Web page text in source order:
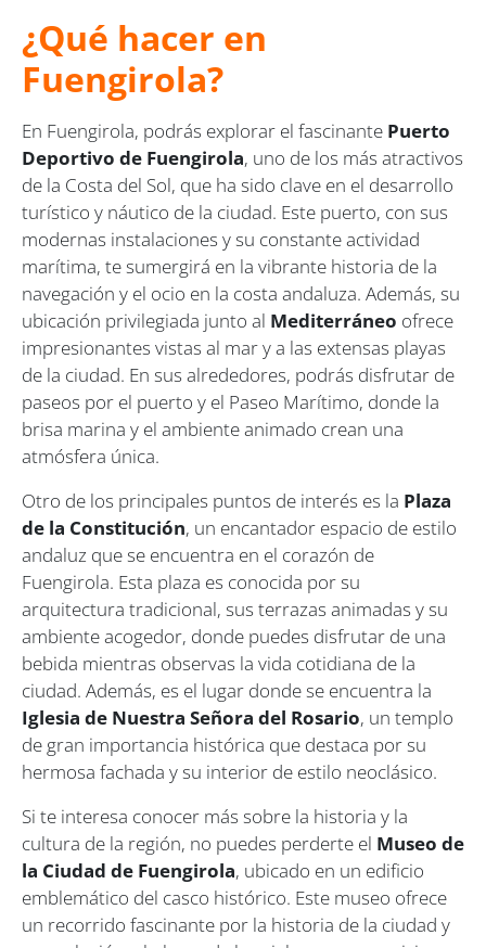
¿Qué hacer en
Fuengirola?
En Fuengirola, podrás explorar el fascinante Puerto
Deportivo de Fuengirola, uno de los más atractivos
de la Costa del Sol, que ha sido clave en el desarrollo
turístico y náutico de la ciudad. Este puerto, con sus
modernas instalaciones y su constante actividad
marítima, te sumergirá en la vibrante historia de la
navegación y el ocio en la costa andaluza. Además, su
ubicación privilegiada junto al Mediterráneo ofrece
impresionantes vistas al mar y a las extensas playas
de la ciudad. En sus alrededores, podrás disfrutar de
paseos por el puerto y el Paseo Marítimo, donde la
brisa marina y el ambiente animado crean una
atmósfera única.
Otro de los principales puntos de interés es la Plaza
de la Constitución, un encantador espacio de estilo
andaluz que se encuentra en el corazón de
Fuengirola. Esta plaza es conocida por su
arquitectura tradicional, sus terrazas animadas y su
ambiente acogedor, donde puedes disfrutar de una
bebida mientras observas la vida cotidiana de la
ciudad. Además, es el lugar donde se encuentra la
Iglesia de Nuestra Señora del Rosario, un templo
de gran importancia histórica que destaca por su
hermosa fachada y su interior de estilo neoclásico.
Si te interesa conocer más sobre la historia y la
cultura de la región, no puedes perderte el Museo de
la Ciudad de Fuengirola, ubicado en un edificio
emblemático del casco histórico. Este museo ofrece
un recorrido fascinante por la historia de la ciudad y